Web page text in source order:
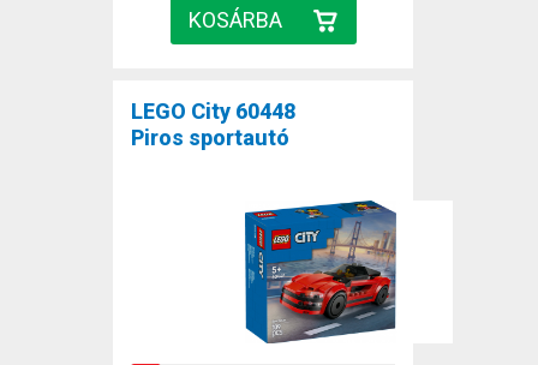
LEGO City 60448
Piros sportautó